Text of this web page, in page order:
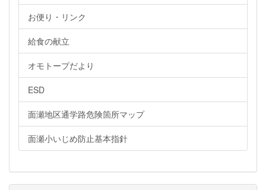
お便り・リンク
給食の献立
オモトープだより
ESD
面瀬地区通学路危険箇所マップ
面瀬小いじめ防止基本指針